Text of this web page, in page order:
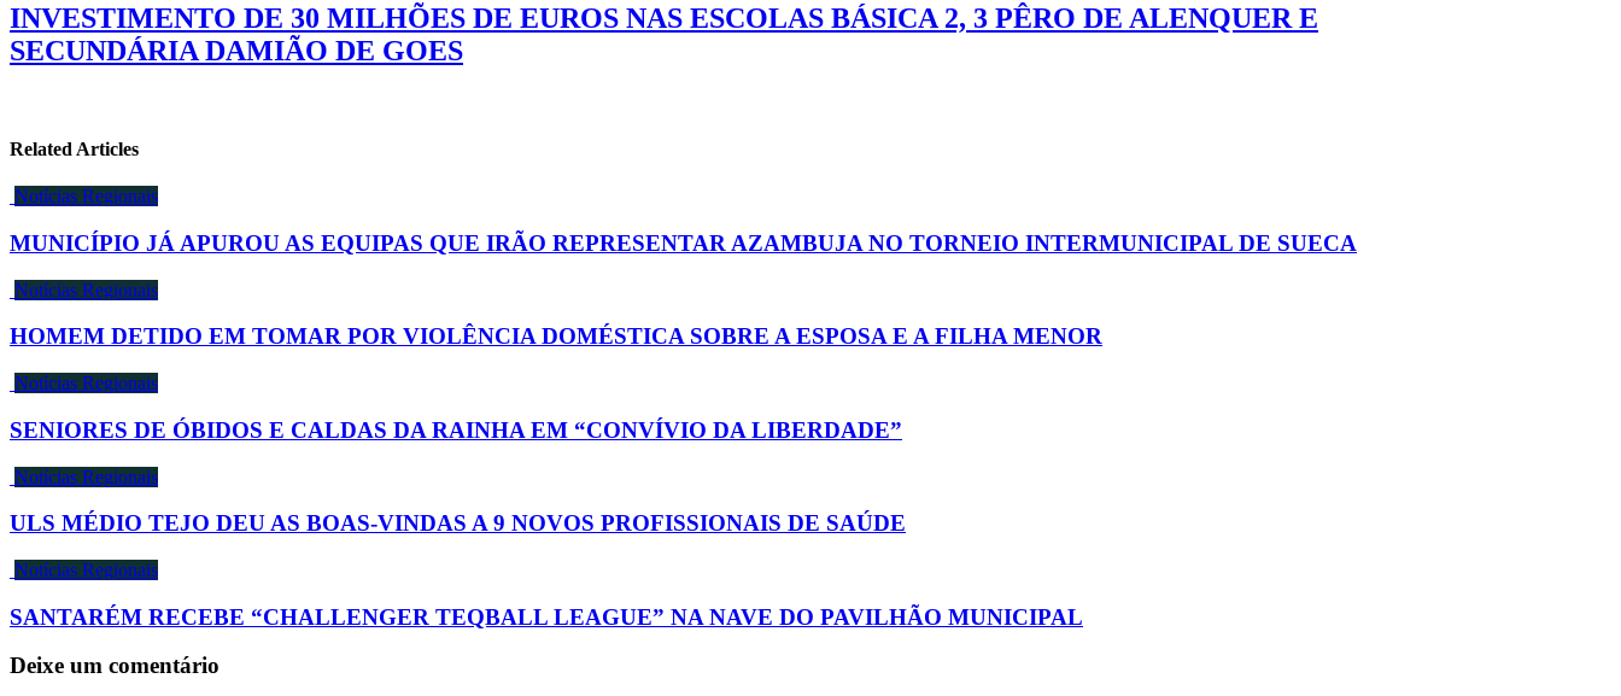
INVESTIMENTO DE 30 MILHÕES DE EUROS NAS ESCOLAS BÁSICA 2, 3 PÊRO DE ALENQUER E
SECUNDÁRIA DAMIÃO DE GOES
Related Articles
Notícias Regionais
MUNICÍPIO JÁ APUROU AS EQUIPAS QUE IRÃO REPRESENTAR AZAMBUJA NO TORNEIO INTERMUNICIPAL DE SUECA
Notícias Regionais
HOMEM DETIDO EM TOMAR POR VIOLÊNCIA DOMÉSTICA SOBRE A ESPOSA E A FILHA MENOR
Notícias Regionais
SENIORES DE ÓBIDOS E CALDAS DA RAINHA EM “CONVÍVIO DA LIBERDADE”
Notícias Regionais
ULS MÉDIO TEJO DEU AS BOAS-VINDAS A 9 NOVOS PROFISSIONAIS DE SAÚDE
Notícias Regionais
SANTARÉM RECEBE “CHALLENGER TEQBALL LEAGUE” NA NAVE DO PAVILHÃO MUNICIPAL
Deixe um comentário